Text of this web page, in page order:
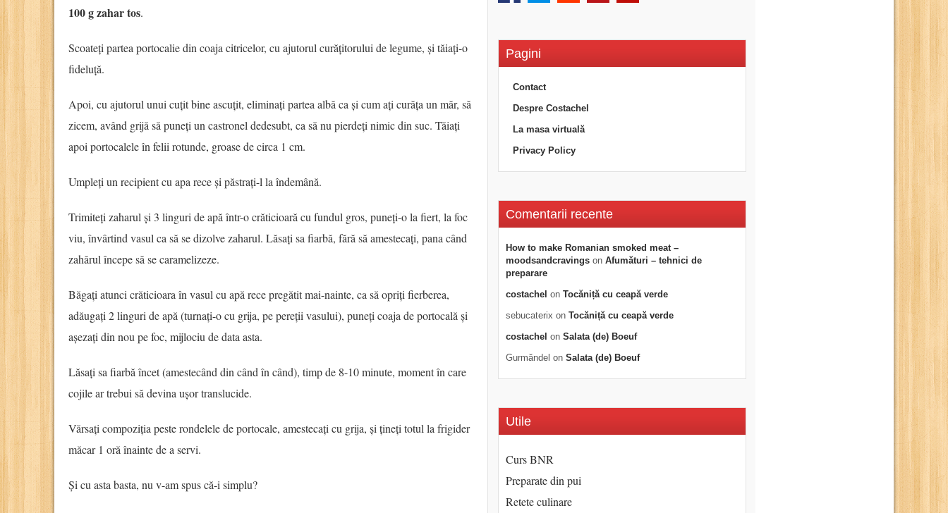
100 g zahar tos.
Scoateți partea portocalie din coaja citricelor, cu ajutorul curățitorului de legume, și tăiați-o
fideluță.
Apoi, cu ajutorul unui cuțit bine ascuțit, eliminați partea albă ca și cum ați curăța un măr, să
zicem, având grijă să puneți un castronel dedesubt, ca să nu pierdeți nimic din suc. Tăiați
apoi portocalele în felii rotunde, groase de circa 1 cm.
Umpleți un recipient cu apa rece și păstrați-l la îndemână.
Trimiteți zaharul și 3 linguri de apă într-o crăticioară cu fundul gros, puneți-o la fiert, la foc
viu, învârtind vasul ca să se dizolve zaharul. Lăsați sa fiarbă, fără să amestecați, pana când
zahărul începe să se caramelizeze.
Băgați atunci crăticioara în vasul cu apă rece pregătit mai-nainte, ca să opriți fierberea,
adăugați 2 linguri de apă (turnați-o cu grija, pe pereții vasului), puneți coaja de portocală și
așezați din nou pe foc, mijlociu de data asta.
Lăsați sa fiarbă încet (amestecând din când în când), timp de 8-10 minute, moment în care
cojile ar trebui să devina ușor translucide.
Vărsați compoziția peste rondelele de portocale, amestecați cu grija, și țineți totul la frigider
măcar 1 oră înainte de a servi.
Și cu asta basta, nu v-am spus că-i simplu?
Pagini
Contact
Despre Costachel
La masa virtuală
Privacy Policy
Comentarii recente
How to make Romanian smoked meat –
moodsandcravings on Afumături – tehnici de
preparare
costachel on Tocăniță cu ceapă verde
sebucaterix on Tocăniță cu ceapă verde
costachel on Salata (de) Boeuf
Gurmăndel on Salata (de) Boeuf
Utile
Curs BNR
Preparate din pui
Retete culinare